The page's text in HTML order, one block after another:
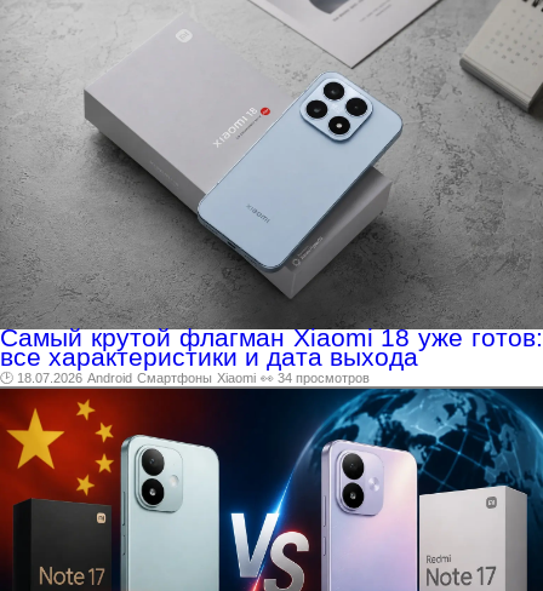
Самый крутой флагман Xiaomi 18 уже готов:
все характеристики и дата выхода
🕑 18.07.2026 Android Смартфоны Xiaomi 👀 34 просмотров